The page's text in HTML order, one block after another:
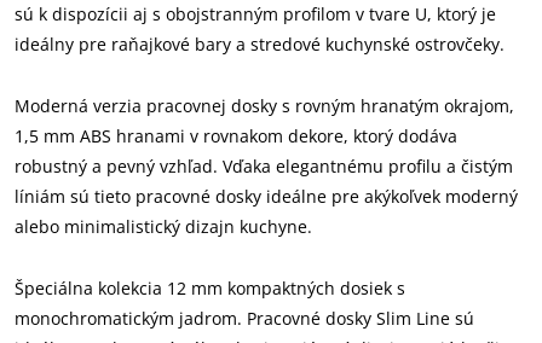
sú k dispozícii aj s obojstranným profilom v tvare U, ktorý je
ideálny pre raňajkové bary a stredové kuchynské ostrovčeky.
Moderná verzia pracovnej dosky s rovným hranatým okrajom,
1,5 mm ABS hranami v rovnakom dekore, ktorý dodáva
robustný a pevný vzhľad. Vďaka elegantnému profilu a čistým
líniám sú tieto pracovné dosky ideálne pre akýkoľvek moderný
alebo minimalistický dizajn kuchyne.
Špeciálna kolekcia 12 mm kompaktných dosiek s
monochromatickým jadrom. Pracovné dosky Slim Line sú